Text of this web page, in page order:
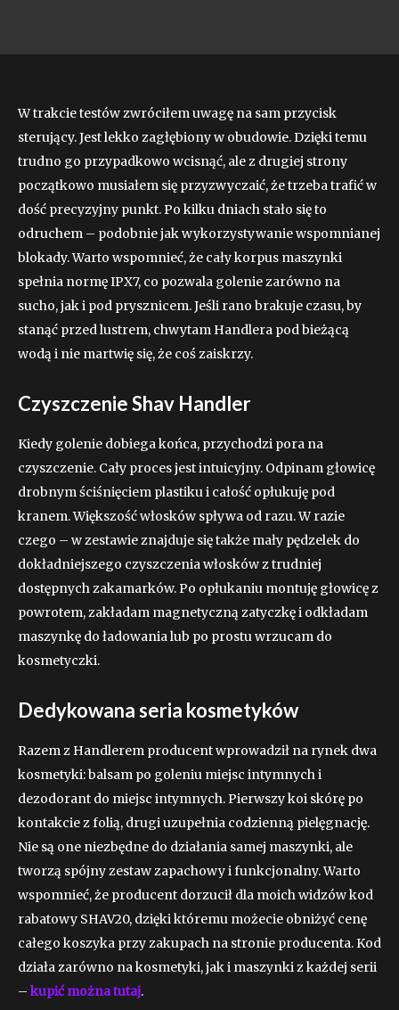
W trakcie testów zwróciłem uwagę na sam przycisk
sterujący. Jest lekko zagłębiony w obudowie. Dzięki temu
trudno go przypadkowo wcisnąć, ale z drugiej strony
początkowo musiałem się przyzwyczaić, że trzeba trafić w
dość precyzyjny punkt. Po kilku dniach stało się to
odruchem – podobnie jak wykorzystywanie wspomnianej
blokady. Warto wspomnieć, że cały korpus maszynki
spełnia normę IPX7, co pozwala golenie zarówno na
sucho, jak i pod prysznicem. Jeśli rano brakuje czasu, by
stanąć przed lustrem, chwytam Handlera pod bieżącą
wodą i nie martwię się, że coś zaiskrzy.
Czyszczenie Shav Handler
Kiedy golenie dobiega końca, przychodzi pora na
czyszczenie. Cały proces jest intuicyjny. Odpinam głowicę
drobnym ściśnięciem plastiku i całość opłukuję pod
kranem. Większość włosków spływa od razu. W razie
czego – w zestawie znajduje się także mały pędzelek do
dokładniejszego czyszczenia włosków z trudniej
dostępnych zakamarków. Po opłukaniu montuję głowicę z
powrotem, zakładam magnetyczną zatyczkę i odkładam
maszynkę do ładowania lub po prostu wrzucam do
kosmetyczki.
Dedykowana seria kosmetyków
Razem z Handlerem producent wprowadził na rynek dwa
kosmetyki: balsam po goleniu miejsc intymnychi
dezodorant do miejsc intymnych. Pierwszy koi skórę po
kontakcie z folią, drugi uzupełnia codzienną pielęgnację.
Nie są one niezbędne do działania samej maszynki, ale
tworzą spójny zestaw zapachowy i funkcjonalny.Warto
wspomnieć, że producent dorzucił dla moich widzów kod
rabatowy SHAV20, dzięki któremu możecie obniżyć cenę
całego koszyka przy zakupach na stronie producenta. Kod
działa zarówno na kosmetyki, jak i maszynki z każdej serii
– kupić można tutaj.